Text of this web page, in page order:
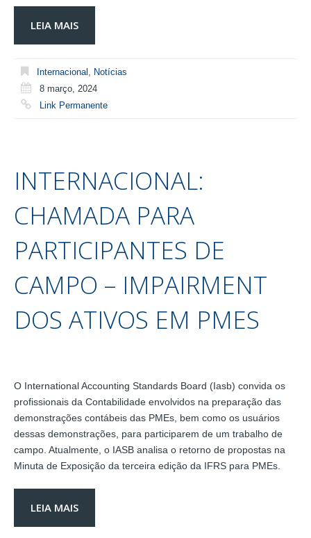
LEIA MAIS
Internacional
Notícias
8 março, 2024
Link Permanente
INTERNACIONAL:
CHAMADA PARA
PARTICIPANTES DE
CAMPO – IMPAIRMENT
DOS ATIVOS EM PMES
O International Accounting Standards Board (Iasb) convida os
profissionais da Contabilidade envolvidos na preparação das
demonstrações contábeis das PMEs, bem como os usuários
dessas demonstrações, para participarem de um trabalho de
campo. Atualmente, o IASB analisa o retorno de propostas na
Minuta de Exposição da terceira edição da IFRS para PMEs.
LEIA MAIS